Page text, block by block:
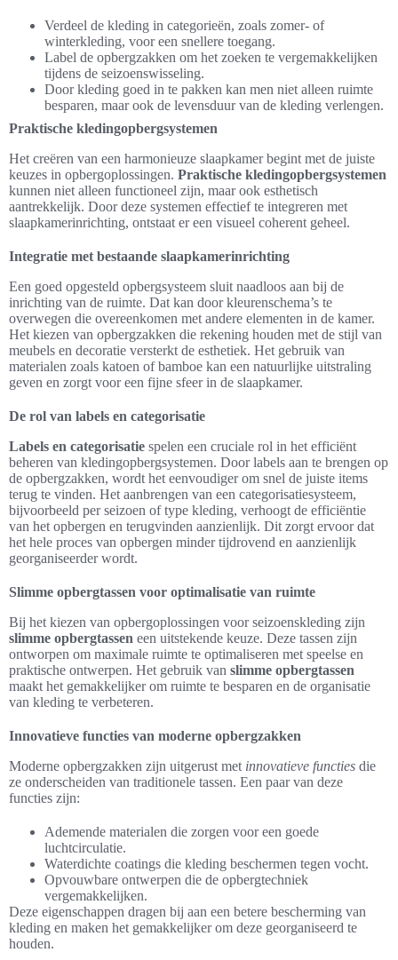
Verdeel de kleding in categorieën, zoals zomer- of
winterkleding, voor een snellere toegang.
Label de opbergzakken om het zoeken te vergemakkelijken
tijdens de seizoenswisseling.
Door kleding goed in te pakken kan men niet alleen ruimte
besparen, maar ook de levensduur van de kleding verlengen.
Praktische kledingopbergsystemen
Het creëren van een harmonieuze slaapkamer begint met de juiste
keuzes in opbergoplossingen. Praktische kledingopbergsystemen
kunnen niet alleen functioneel zijn, maar ook esthetisch
aantrekkelijk. Door deze systemen effectief te integreren met
slaapkamerinrichting, ontstaat er een visueel coherent geheel.
Integratie met bestaande slaapkamerinrichting
Een goed opgesteld opbergsysteem sluit naadloos aan bij de
inrichting van de ruimte. Dat kan door kleurenschema’s te
overwegen die overeenkomen met andere elementen in de kamer.
Het kiezen van opbergzakken die rekening houden met de stijl van
meubels en decoratie versterkt de esthetiek. Het gebruik van
materialen zoals katoen of bamboe kan een natuurlijke uitstraling
geven en zorgt voor een fijne sfeer in de slaapkamer.
De rol van labels en categorisatie
Labels en categorisatie spelen een cruciale rol in het efficiënt
beheren van kledingopbergsystemen. Door labels aan te brengen op
de opbergzakken, wordt het eenvoudiger om snel de juiste items
terug te vinden. Het aanbrengen van een categorisatiesysteem,
bijvoorbeeld per seizoen of type kleding, verhoogt de efficiëntie
van het opbergen en terugvinden aanzienlijk. Dit zorgt ervoor dat
het hele proces van opbergen minder tijdrovend en aanzienlijk
georganiseerder wordt.
Slimme opbergtassen voor optimalisatie van ruimte
Bij het kiezen van opbergoplossingen voor seizoenskleding zijn
slimme opbergtassen een uitstekende keuze. Deze tassen zijn
ontworpen om maximale ruimte te optimaliseren met speelse en
praktische ontwerpen. Het gebruik van slimme opbergtassen
maakt het gemakkelijker om ruimte te besparen en de organisatie
van kleding te verbeteren.
Innovatieve functies van moderne opbergzakken
Moderne opbergzakken zijn uitgerust met innovatieve functies die
ze onderscheiden van traditionele tassen. Een paar van deze
functies zijn:
Ademende materialen die zorgen voor een goede
luchtcirculatie.
Waterdichte coatings die kleding beschermen tegen vocht.
Opvouwbare ontwerpen die de opbergtechniek
vergemakkelijken.
Deze eigenschappen dragen bij aan een betere bescherming van
kleding en maken het gemakkelijker om deze georganiseerd te
houden.